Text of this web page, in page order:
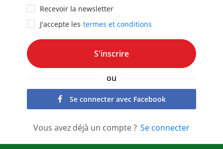
Recevoir la newsletter
J'accepte les termes et conditions
ou
Se connecter avec Facebook
Vous avez déjà un compte ? Se connecter